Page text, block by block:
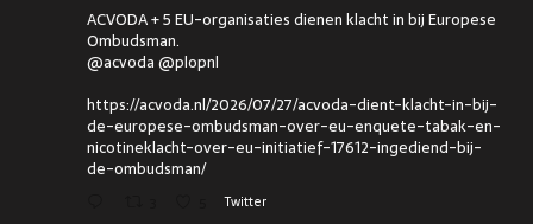
ACVODA + 5 EU-organisaties dienen klacht in bij Europese
Ombudsman.
@acvoda @plopnl
https://acvoda.nl/2026/07/27/acvoda-dient-klacht-in-bij-
de-europese-ombudsman-over-eu-enquete-tabak-en-
nicotineklacht-over-eu-initiatief-17612-ingediend-bij-
de-ombudsman/
Twitter